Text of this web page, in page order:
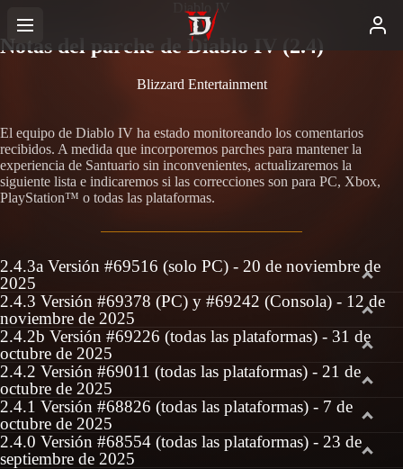
Diablo IV
Notas del parche de Diablo IV (2.4)
Blizzard Entertainment
El equipo de Diablo IV ha estado monitoreando los comentarios
recibidos. A medida que incorporemos parches para mantener la
experiencia de Santuario sin inconvenientes, actualizaremos la
siguiente lista e indicaremos si las correcciones son para PC, Xbox,
PlayStation™ o todas las plataformas.
2.4.3a Versión #69516 (solo PC) - 20 de noviembre de
2025
2.4.3 Versión #69378 (PC) y #69242 (Consola) - 12 de
noviembre de 2025
2.4.2b Versión #69226 (todas las plataformas) - 31 de
octubre de 2025
2.4.2 Versión #69011 (todas las plataformas) - 21 de
octubre de 2025
2.4.1 Versión #68826 (todas las plataformas) - 7 de
octubre de 2025
2.4.0 Versión #68554 (todas las plataformas) - 23 de
septiembre de 2025